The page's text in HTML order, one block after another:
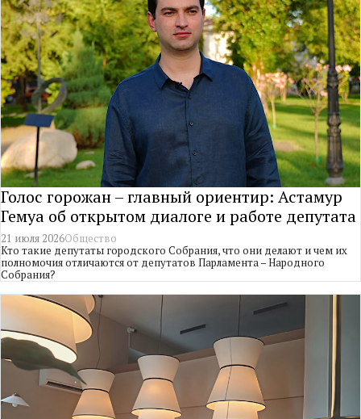
Голос горожан – главный ориентир: Астамур
Гемуа об открытом диалоге и работе депутата
21 июля 2026Общество
Кто такие депутаты городского Собрания, что они делают и чем их
полномочия отличаются от депутатов Парламента – Народного
Собрания?